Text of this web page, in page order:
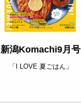
新潟Komachi9月号
「I LOVE 夏ごはん」